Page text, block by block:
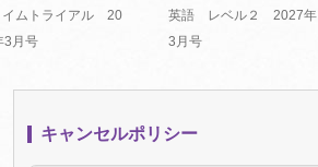
イムトライアル 20
3月号
英語 レベル２ 2027年
3月号
キャンセルポリシー